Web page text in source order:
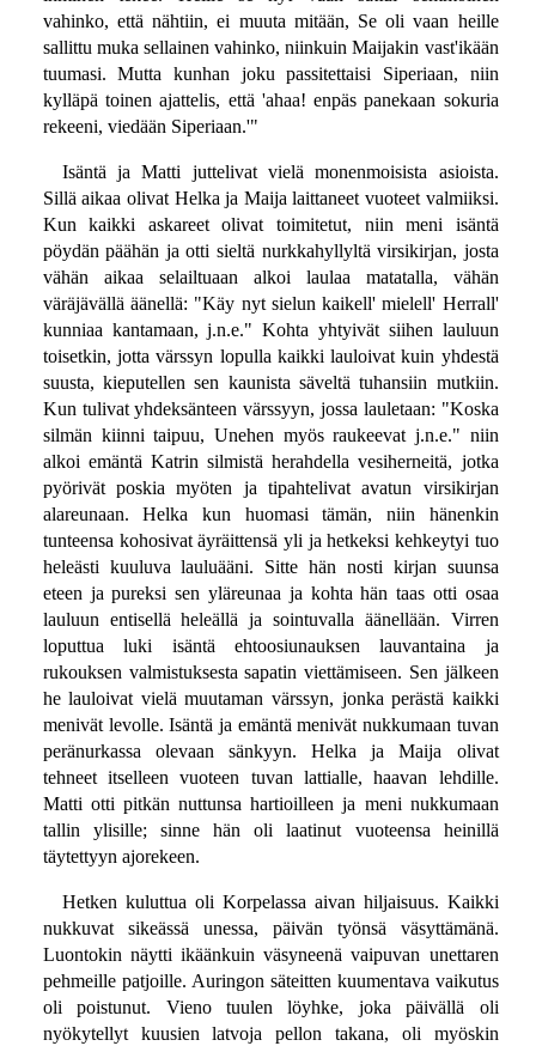
vahinko, että nähtiin, ei muuta mitään, Se oli vaan heille
sallittu muka sellainen vahinko, niinkuin Maijakin vast'ikään
tuumasi. Mutta kunhan joku passitettaisi Siperiaan, niin
kylläpä toinen ajattelis, että 'ahaa! enpäs panekaan sokuria
rekeeni, viedään Siperiaan.'"
Isäntä ja Matti juttelivat vielä monenmoisista asioista.
Sillä aikaa olivat Helka ja Maija laittaneet vuoteet valmiiksi.
Kun kaikki askareet olivat toimitetut, niin meni isäntä
pöydän päähän ja otti sieltä nurkkahyllyltä virsikirjan, josta
vähän aikaa selailtuaan alkoi laulaa matatalla, vähän
väräjävällä äänellä: "Käy nyt sielun kaikell' mielell' Herrall'
kunniaa kantamaan, j.n.e." Kohta yhtyivät siihen lauluun
toisetkin, jotta värssyn lopulla kaikki lauloivat kuin yhdestä
suusta, kieputellen sen kaunista säveltä tuhansiin mutkiin.
Kun tulivat yhdeksänteen värssyyn, jossa lauletaan: "Koska
silmän kiinni taipuu, Unehen myös raukeevat j.n.e." niin
alkoi emäntä Katrin silmistä herahdella vesiherneitä, jotka
pyörivät poskia myöten ja tipahtelivat avatun virsikirjan
alareunaan. Helka kun huomasi tämän, niin hänenkin
tunteensa kohosivat äyräittensä yli ja hetkeksi kehkeytyi tuo
heleästi kuuluva lauluääni. Sitte hän nosti kirjan suunsa
eteen ja pureksi sen yläreunaa ja kohta hän taas otti osaa
lauluun entisellä heleällä ja sointuvalla äänellään. Virren
loputtua luki isäntä ehtoosiunauksen lauvantaina ja
rukouksen valmistuksesta sapatin viettämiseen. Sen jälkeen
he lauloivat vielä muutaman värssyn, jonka perästä kaikki
menivät levolle. Isäntä ja emäntä menivät nukkumaan tuvan
peränurkassa olevaan sänkyyn. Helka ja Maija olivat
tehneet itselleen vuoteen tuvan lattialle, haavan lehdille.
Matti otti pitkän nuttunsa hartioilleen ja meni nukkumaan
tallin ylisille; sinne hän oli laatinut vuoteensa heinillä
täytettyyn ajorekeen.
Hetken kuluttua oli Korpelassa aivan hiljaisuus. Kaikki
nukkuvat sikeässä unessa, päivän työnsä väsyttämänä.
Luontokin näytti ikäänkuin väsyneenä vaipuvan unettaren
pehmeille patjoille. Auringon säteitten kuumentava vaikutus
oli poistunut. Vieno tuulen löyhke, joka päivällä oli
nyökytellyt kuusien latvoja pellon takana, oli myöskin